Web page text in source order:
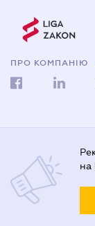
ПРО КОМПАНІЮ
на